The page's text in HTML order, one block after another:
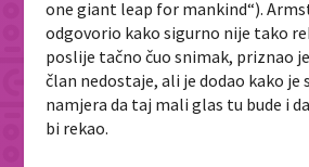
one giant leap for mankind“).
odgovorio kako sigurno nije tako
poslije tačno čuo snimak, priznao
član nedostaje, ali je dodao kako je
namjera da taj mali glas tu bude i
bi rekao.